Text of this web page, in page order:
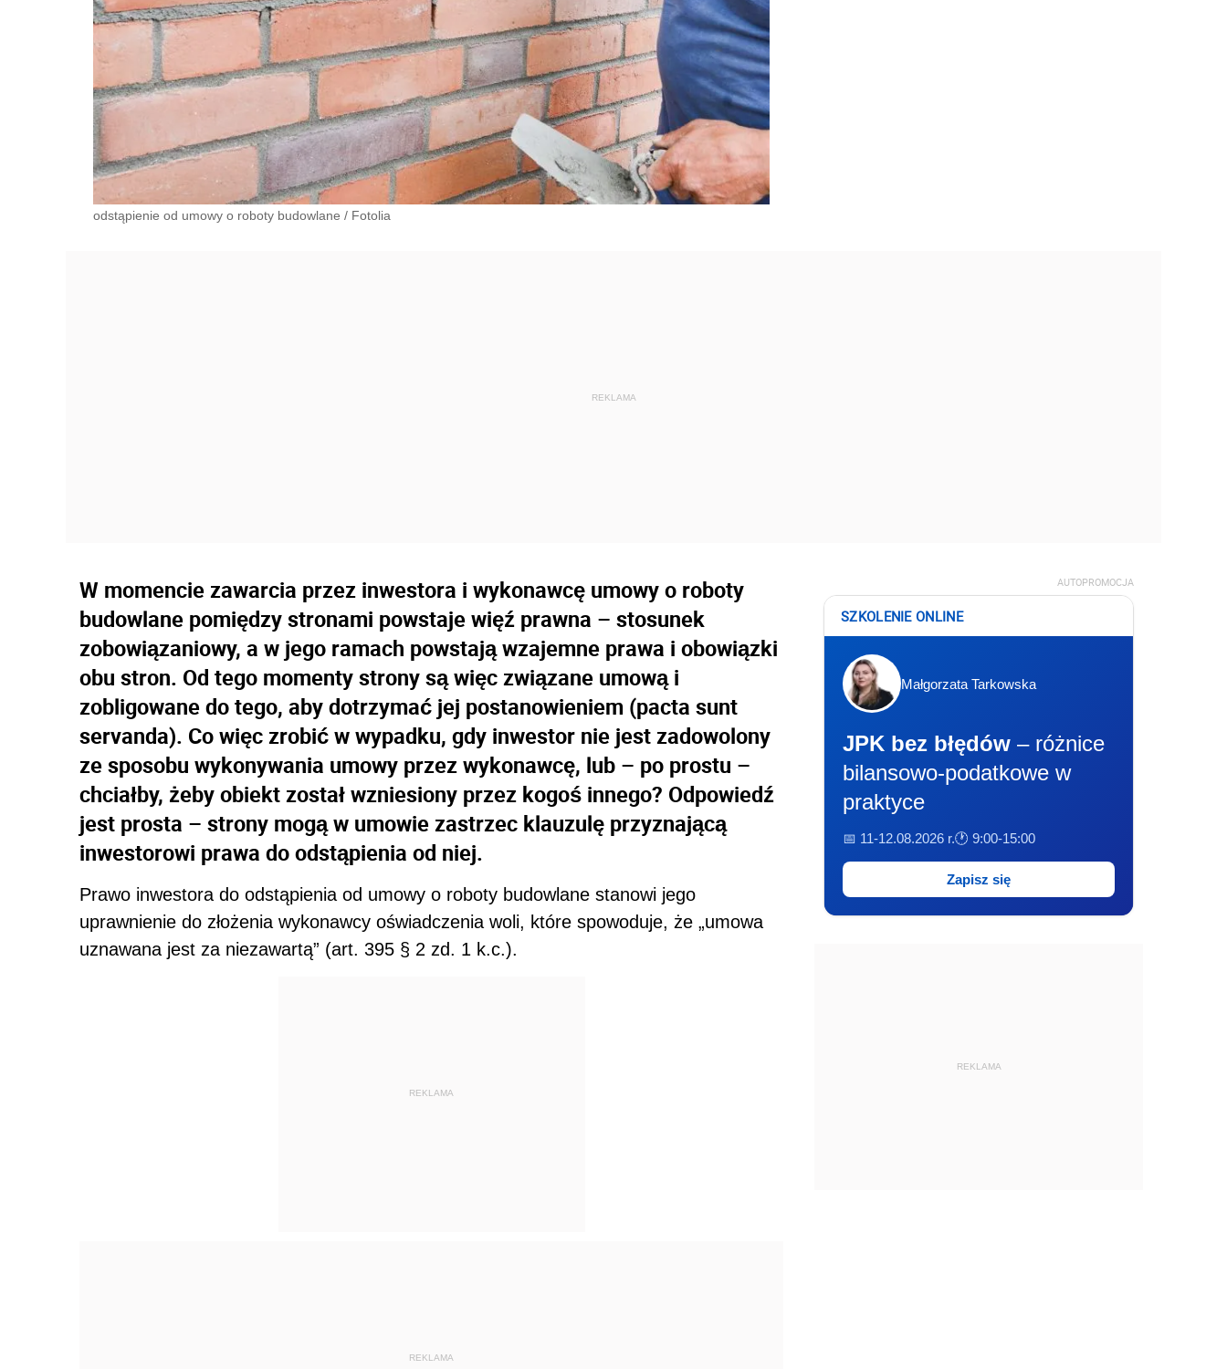
odstąpienie od umowy o roboty budowlane / Fotolia
W momencie zawarcia przez inwestora i wykonawcę umowy o roboty
budowlane pomiędzy stronami powstaje więź prawna – stosunek
zobowiązaniowy, a w jego ramach powstają wzajemne prawa i obowiązki
obu stron. Od tego momenty strony są więc związane umową i
zobligowane do tego, aby dotrzymać jej postanowieniem (pacta sunt
servanda). Co więc zrobić w wypadku, gdy inwestor nie jest zadowolony
ze sposobu wykonywania umowy przez wykonawcę, lub – po prostu –
chciałby, żeby obiekt został wzniesiony przez kogoś innego? Odpowiedź
jest prosta – strony mogą w umowie zastrzec klauzulę przyznającą
inwestorowi prawa do odstąpienia od niej.
Prawo inwestora do odstąpienia od umowy o roboty budowlane stanowi jego
uprawnienie do złożenia wykonawcy oświadczenia woli, które spowoduje, że „umowa
uznawana jest za niezawartą” (art. 395 § 2 zd. 1 k.c.).
REKLAMA
REKLAMA
AUTOPROMOCJA
SZKOLENIE ONLINE
Małgorzata Tarkowska
JPK bez błędów – różnice
bilansowo-podatkowe w
praktyce
📅 11-12.08.2026 r.🕐 9:00-15:00
Zapisz się
REKLAMA